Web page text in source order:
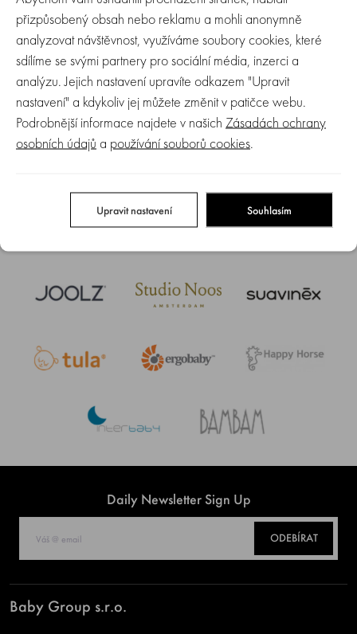
ERGOBABY | SLING - Upsie sling
nosítko - Onyx Black
Skladem > 5 ks
ERGOBABY | SLING - Upsie sling
nosítko - Midnight blue
Skladem > 5 ks
Daily Newsletter Sign Up
ODEBÍRAT
Baby Group s.r.o.
přizpůsobený obsah nebo reklamu a mohli anonymně
analyzovat návštěvnost, využíváme soubory cookies, které
sdílíme se svými partnery pro sociální média, inzerci a
analýzu. Jejich nastavení upravíte odkazem "Upravit
nastavení" a kdykoliv jej můžete změnit v patičce webu.
Podrobnější informace najdete v našich Zásadách ochrany
osobních údajů a používání souborů cookies.
Upravit nastavení Souhlasím